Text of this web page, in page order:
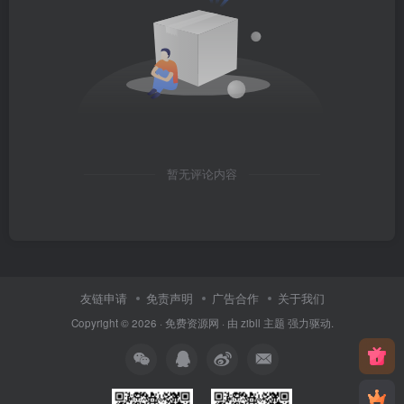
暂无评论内容
友链申请 免责声明 广告合作 关于我们
Copyright © 2026 · 免费资源网 · 由 zibll 主题 强力驱动.